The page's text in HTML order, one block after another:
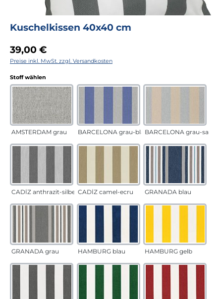
Kuschelkissen 40x40 cm
Regulärer Preis:
39,00 €
Preise inkl. MwSt. zzgl. Versandkosten
Stoff wählen
AMSTERDAM grau BARCELONA grau-blauBARCELONA grau-sand
CADÍZ anthrazit-silber CADÍZ camel-ecru GRANADA blau
GRANADA grau HAMBURG blau HAMBURG gelb